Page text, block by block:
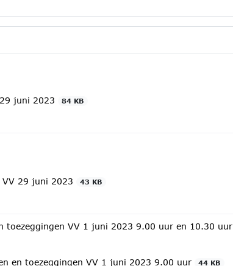
juni 2023
84 KB
VV 29 juni 2023
43 KB
toezeggingen VV 1 juni 2023 9.00 uur en 10.30 uur
en toezeggingen VV 1 juni 2023 9.00 uur
44 KB